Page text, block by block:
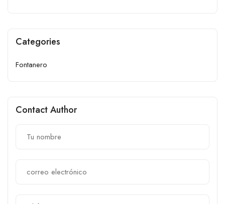
Categories
Fontanero
Contact Author